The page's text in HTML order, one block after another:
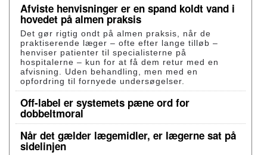
Afviste henvisninger er en spand koldt vand i
hovedet på almen praksis
Det gør rigtig ondt på almen praksis, når de
praktiserende læger – ofte efter lange tilløb –
henviser patienter til specialisterne på
hospitalerne – kun for at få dem retur med en
afvisning. Uden behandling, men med en
opfordring til fornyede undersøgelser.
Off-label er systemets pæne ord for
dobbeltmoral
Når det gælder lægemidler, er lægerne sat på
sidelinjen